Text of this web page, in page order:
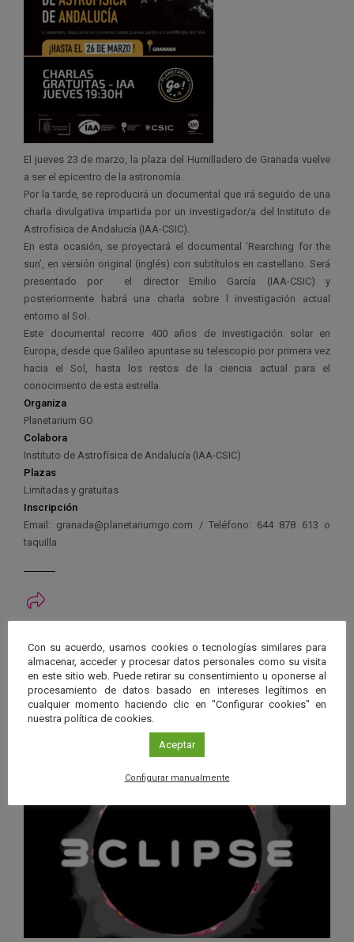
El jueves 23 de marzo, la plaza del Humilladero de Granada vuelve
a ser el epicentro de la astronomía.
Por la tarde, se reproducirá un documental que irá seguido de una
charla divulgativa impartida por un investigador/a del Instituto de
Astrofísica de Andalucía (IAA-CSIC).
En esta ocasión, se proyectará el documental ‘Rearching for the
sun’, en versión original (inglés) con subtítulos en castellano. Será
presentado por el director Emilio García (IAA-CSIC) y
posteriormente habrá una charla sobre l investigación actual
entorno al Sol.
Este documental recorre 400 años de investigación solar en
Europa, desde que Galileo apuntase su telescopio por primera vez
hacia el Sol, hasta los restos de la ciencia actual para el
conocimiento de esta estrella.
Organiza
Planetarium GO
Colabora
Instituto de Astrofísica de Andalucía (IAA-CSIC)
Plazas
Limitadas y gratuitas
Inscripción
Email: granada@planetariumgo.com / Teléfono: 644 878 613 o
taquilla
Próximos eventos
26 JUN 2026 - 26 ENE 2028
Eclipse,Planetario/ Gérgal,Granada ,
Con su acuerdo, usamos cookies o tecnologías similares para
almacenar, acceder y procesar datos personales como su visita
en este sitio web. Puede retirar su consentimiento u oponerse al
procesamiento de datos basado en intereses legítimos en
cualquier momento haciendo clic en "Configurar cookies" en
nuestra política de cookies.
Aceptar
Configurar manualmente